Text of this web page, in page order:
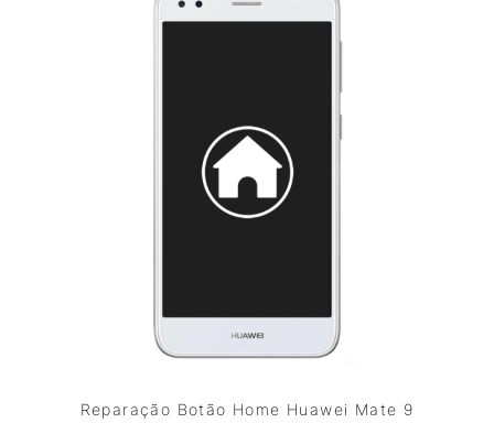
Reparação Botão Home Huawei Mate 9